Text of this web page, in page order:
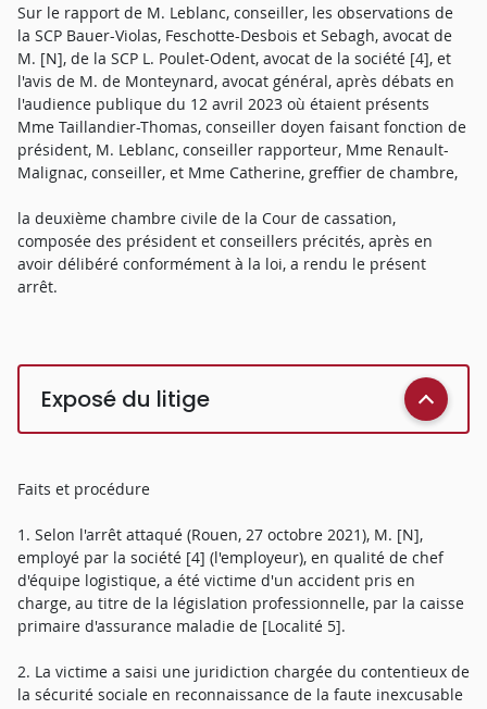
Sur le rapport de M. Leblanc, conseiller, les observations de
la SCP Bauer-Violas, Feschotte-Desbois et Sebagh, avocat de
M. [N], de la SCP L. Poulet-Odent, avocat de la société [4], et
l'avis de M. de Monteynard, avocat général, après débats en
l'audience publique du 12 avril 2023 où étaient présents
Mme Taillandier-Thomas, conseiller doyen faisant fonction de
président, M. Leblanc, conseiller rapporteur, Mme Renault-
Malignac, conseiller, et Mme Catherine, greffier de chambre,
la deuxième chambre civile de la Cour de cassation,
composée des président et conseillers précités, après en
avoir délibéré conformément à la loi, a rendu le présent
arrêt.
Exposé du litige
Faits et procédure
1. Selon l'arrêt attaqué (Rouen, 27 octobre 2021), M. [N],
employé par la société [4] (l'employeur), en qualité de chef
d'équipe logistique, a été victime d'un accident pris en
charge, au titre de la législation professionnelle, par la caisse
primaire d'assurance maladie de [Localité 5].
2. La victime a saisi une juridiction chargée du contentieux de
la sécurité sociale en reconnaissance de la faute inexcusable